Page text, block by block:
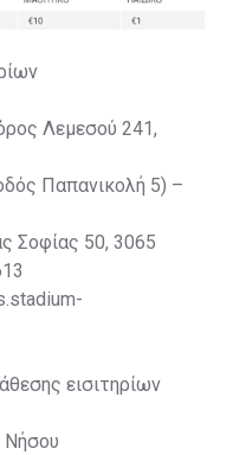
Λεμεσού 241,
Παπανικολή 5) –
Σοφίας 50, 3065
εισιτηρίων
Νήσου